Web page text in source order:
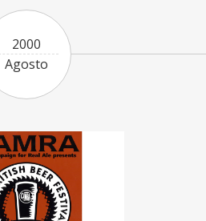
2000
Agosto